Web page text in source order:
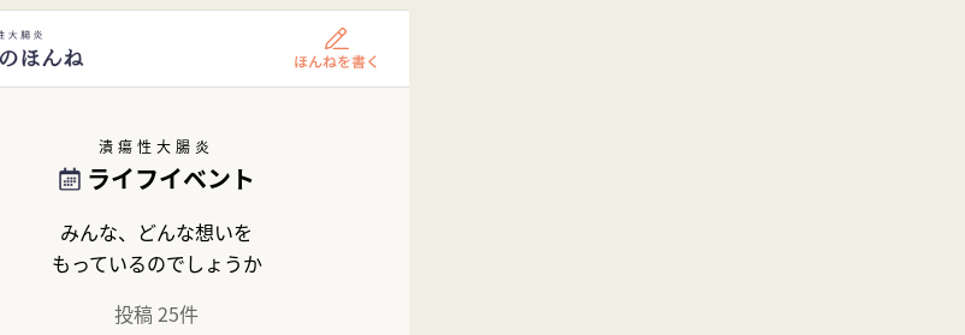
潰瘍性大腸炎
ライフイベント
みんな、どんな想いを
もっているのでしょうか
投稿 25件